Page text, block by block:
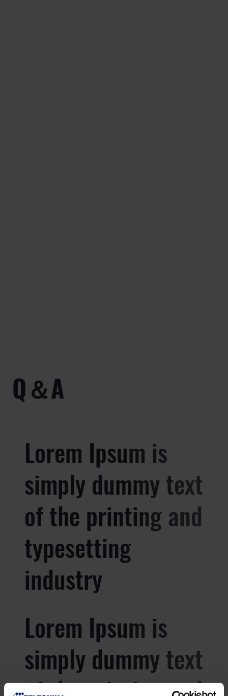
​Q＆A
Lorem Ipsum is
simply dummy text
of the printing and
typesetting
industry
Lorem Ipsum is
simply dummy text